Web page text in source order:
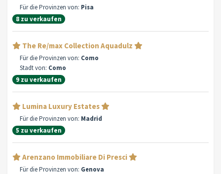
Für die Provinzen von: Pisa
8 zu verkaufen
The Re/max Collection Aquadulz
Für die Provinzen von: Como
Stadt von: Como
9 zu verkaufen
Lumina Luxury Estates
Für die Provinzen von: Madrid
5 zu verkaufen
Arenzano Immobiliare Di Presci
Für die Provinzen von: Genova